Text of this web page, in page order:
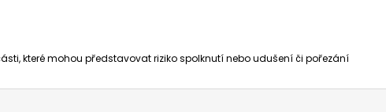
které mohou představovat riziko spolknutí nebo udušení či pořezání